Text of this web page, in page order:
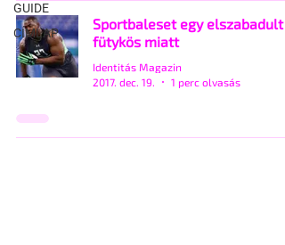
GUIDE
CÍMLAP
Sportbaleset egy elszabadult
fütykös miatt
Identitás Magazin
2017. dec. 19.
1 perc olvasás